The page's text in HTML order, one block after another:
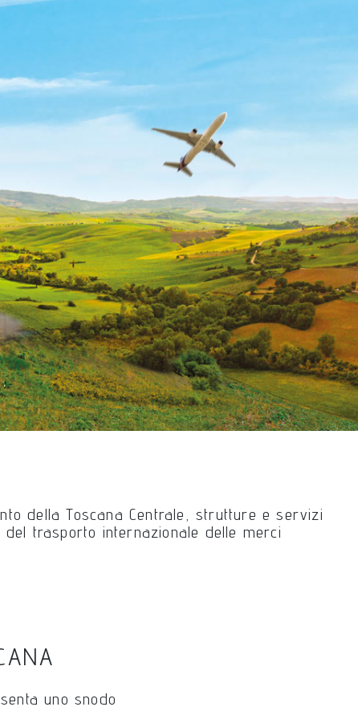
della Toscana Centrale, strutture e servizi
trasporto internazionale delle merci
uno snodo